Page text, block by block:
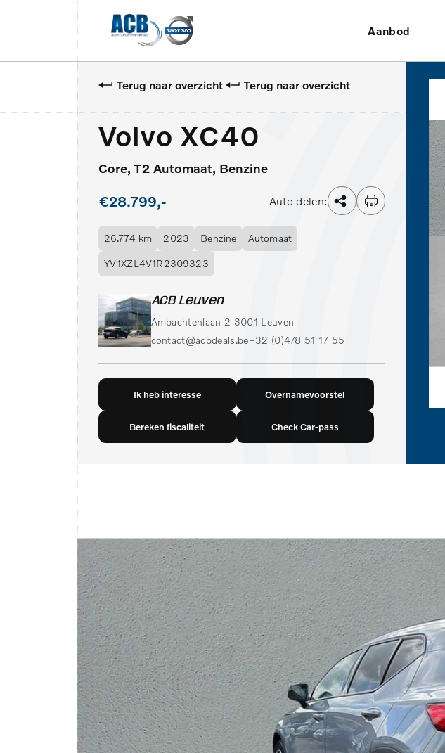
Aanbod
Terug naar overzicht Terug naar overzicht
Volvo XC40
Core, T2 Automaat, Benzine
€28.799,- Auto delen:
26.774 km 2023 Benzine Automaat
YV1XZL4V1R2309323
ACB Leuven
Ambachtenlaan 2 3001 Leuven
contact@acbdeals.be+32 (0)478 51 17 55
Ik heb interesse Overnamevoorstel
Bereken fiscaliteit Check Car-pass